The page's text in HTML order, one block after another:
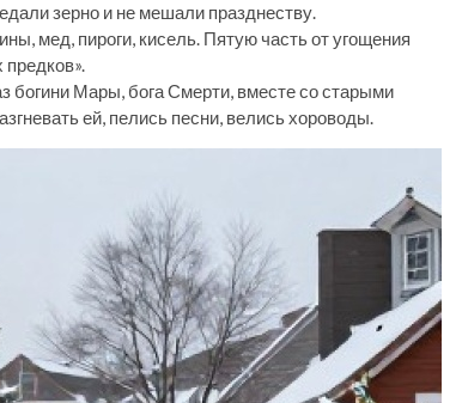
зерно и не мешали празднеству.
мед, пироги, кисель. Пятую часть от угощения
предков».
богини Мары, бога Смерти, вместе со старыми
ей, пелись песни, велись хороводы.